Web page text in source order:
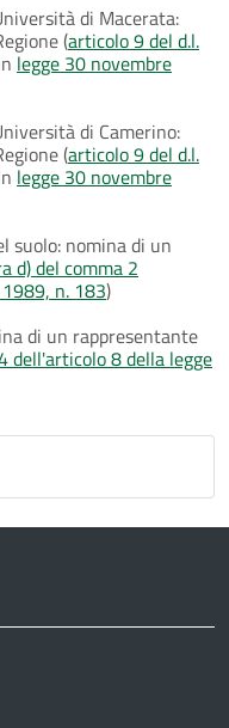
di Macerata:
(articolo 9 del d.l.
legge 30 novembre
di Camerino:
(articolo 9 del d.l.
legge 30 novembre
suolo: nomina di un
d) del comma 2
n. 183)
di un rappresentante
dell'articolo 8 della legge